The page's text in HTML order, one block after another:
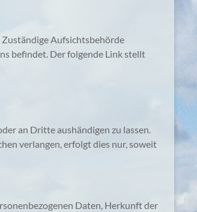
Aufsichtsbehörde
befindet. Der folgende Link stellt
an Dritte aushändigen zu lassen.
verlangen, erfolgt dies nur, soweit
Daten, Herkunft der